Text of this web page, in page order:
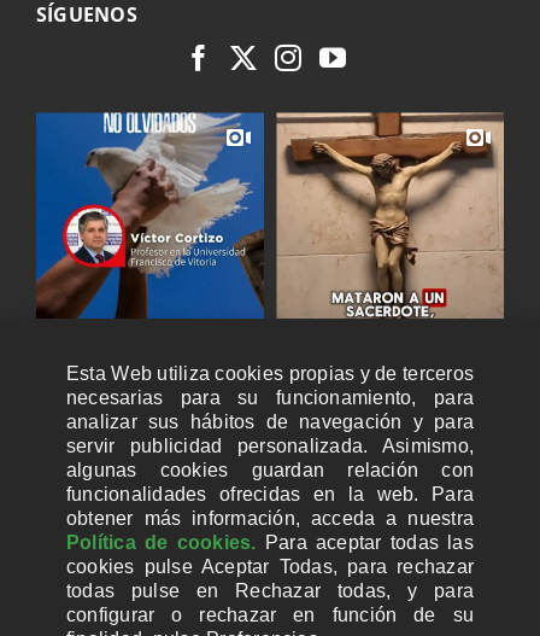
SÍGUENOS
Esta Web utiliza cookies propias y de terceros
necesarias para su funcionamiento, para
analizar sus hábitos de navegación y para
servir publicidad personalizada. Asimismo,
algunas cookies guardan relación con
funcionalidades ofrecidas en la web. Para
obtener más información, acceda a nuestra
Política de cookies. Para aceptar todas las
cookies pulse Aceptar Todas, para rechazar
todas pulse en Rechazar todas, y para
configurar o rechazar en función de su